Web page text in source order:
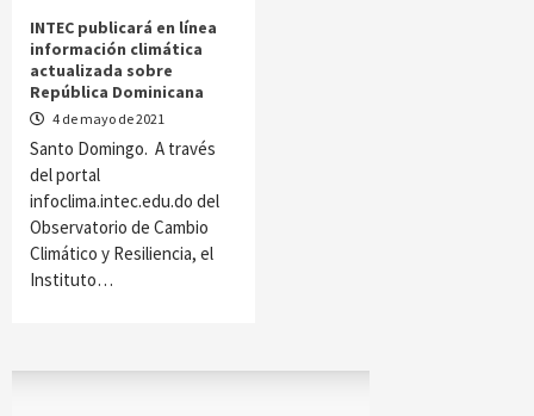
INTEC publicará en línea
información climática
actualizada sobre
República Dominicana
4 de mayo de 2021
Santo Domingo. A través
del portal
infoclima.intec.edu.do del
Observatorio de Cambio
Climático y Resiliencia, el
Instituto…